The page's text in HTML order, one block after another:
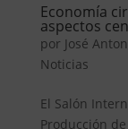
Economía
aspectos
por José
Noticias
El Salón
Producción